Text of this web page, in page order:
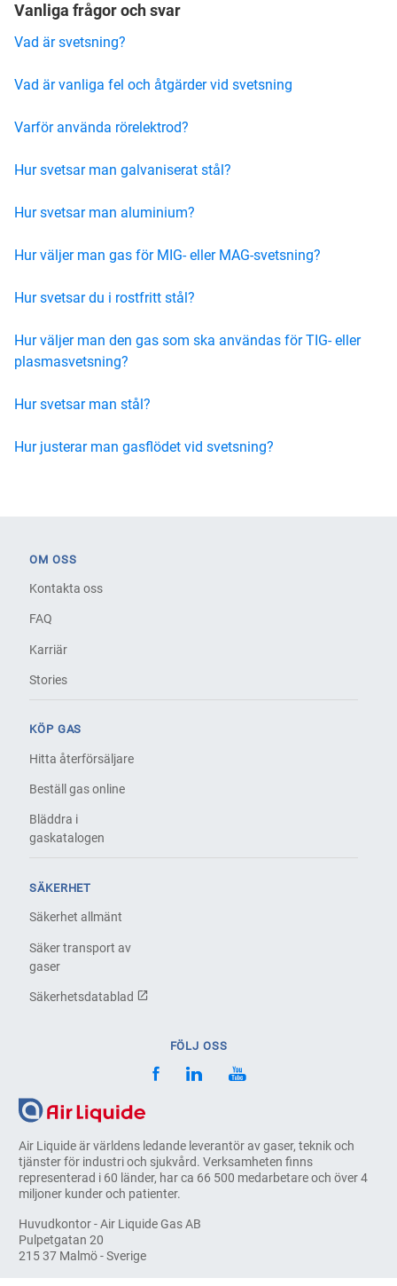
Vanliga frågor och svar
Vad är svetsning?
Vad är vanliga fel och åtgärder vid svetsning
Varför använda rörelektrod?
Hur svetsar man galvaniserat stål?
Hur svetsar man aluminium?
Hur väljer man gas för MIG- eller MAG-svetsning?
Hur svetsar du i rostfritt stål?
Hur väljer man den gas som ska användas för TIG- eller
plasmasvetsning?
Hur svetsar man stål?
Hur justerar man gasflödet vid svetsning?
Air Liquide är världens ledande leverantör av gaser, teknik och
tjänster för industri och sjukvård. Verksamheten finns
representerad i 60 länder, har ca 66 500 medarbetare och över 4
miljoner kunder och patienter.
Huvudkontor - Air Liquide Gas AB
Pulpetgatan 20
215 37 Malmö - Sverige
OM OSS
Kontakta oss
FAQ
Karriär
Stories
KÖP GAS
Hitta återförsäljare
Beställ gas online
Bläddra i
gaskatalogen
SÄKERHET
Säkerhet allmänt
Säker transport av
gaser
Säkerhetsdatablad
FÖLJ OSS